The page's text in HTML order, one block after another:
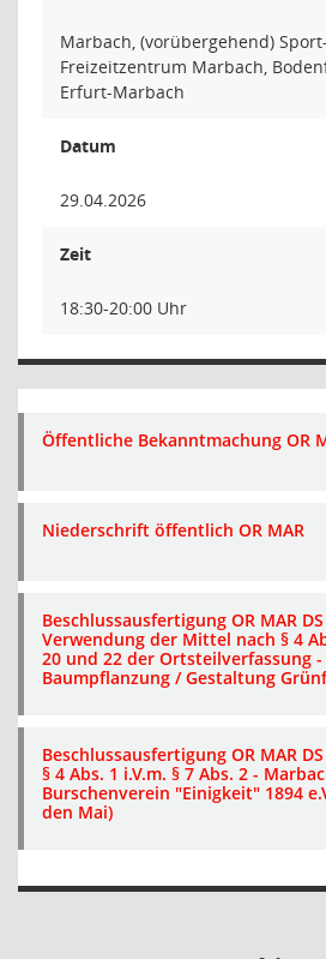
Marbach, (vorübergehend)
Freizeitzentrum Marbach,
Erfurt-Marbach
Datum
29.04.2026
Zeit
18:30-20:00 Uhr
Öffentliche Bekanntmachung OR
Niederschrift öffentlich OR MAR
Beschlussausfertigung OR MAR
Verwendung der Mittel nach § 4
20 und 22 der Ortsteilverfassung -
Baumpflanzung / Gestaltung
Beschlussausfertigung OR MAR
§ 4 Abs. 1 i.V.m. § 7 Abs. 2 -
Burschenverein "Einigkeit" 1894
den Mai)